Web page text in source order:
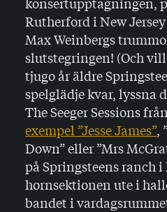
Rutherford i New
Max Weinbergs
slutstegringen! (Och
tjugo år äldre
spelglädje kvar, lyssna
The Seeger Sessions
exempel ”Jesse James”,
Down” eller ”Mrs
på Springsteens ranch i
hornsektionen ute i
bandet i